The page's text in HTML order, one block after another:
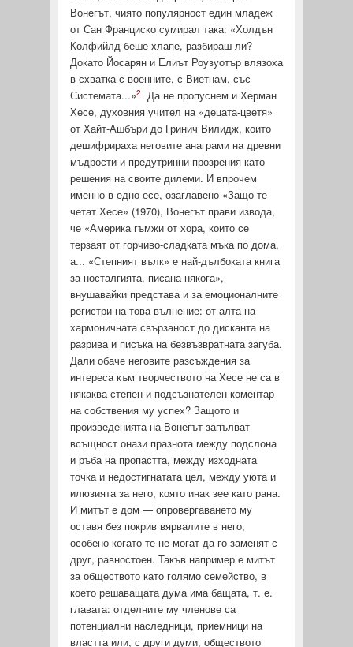
Вонегът, чиято популяр­ност един младеж
от Сан Франциско сумирал така: «Холдън
Колфийлд беше хлапе, разбираш ли?
Докато Йосарян и Елиът Роузуотър влязоха
в схватка с военните, с Виетнам, със
Системата...»2
Да не пропуснем и Херман
Хесе, духовния учи­тел на «децата-цветя»
от Хайт-Ашбъри до Гринич Вилидж, които
дешифрираха неговите анаграми на древни
мъдрости и предутринни прозрения като
решения на своите дилеми. И впрочем
именно в едно есе, озаглавено «Защо те
четат Хесе» (1970), Вонегът прави извода,
че «Америка гъмжи от хора, които се
терзаят от горчиво-сладката мъка по дома,
а... «Степ­ният вълк» е най-дълбоката книга
за носталгията, писана ня­кога»,
внушавайки представа и за емоционалните
регистри на това вълнение: от алта на
хармоничната свързаност до дисканта на
разрива и писъка на безвъзвратната загуба.
Дали обаче неговите разсъждения за
интереса към творчеството на Хесе не са в
някаква степен и подсъзнателен коментар
на соб­ствения му успех? Защото и
произведенията на Вонегът запъл­ват
всъщност онази празнота между подслона
и ръба на про­пастта, между изходната
точка и недостигнатата цел, между уюта и
илюзията за него, която инак зее като рана.
И митът е дом — опровергаването му
оставя без покрив вярвалите в него,
особено когато те не могат да го заменят с
друг, равно­стоен. Такъв например е митът
за обществото като голямо се­мейство, в
което решаващата дума има бащата, т. е.
главата: отделните му членове са
потенциални наследници, приемници на
властта или, с други думи, обществото